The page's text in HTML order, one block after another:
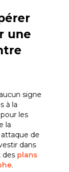
une
signe
à la
les
la
de
dans
des plans
.